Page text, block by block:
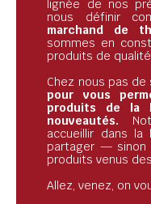
lignée de nos
nous définir
marchand de
sommes en
produits de
Chez nous pas de
pour vous
produits de la
nouveautés.
accueillir dans
partager — sinon
produits venus
Allez, venez, on